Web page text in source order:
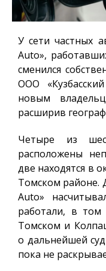
У сети частных
Auto»,
сменился
ООО
новым
расширив
Четыре из
расположены
две находятся в
Томском районе.
Auto»
работали, в том
Томском и
о дальнейшей
пока не